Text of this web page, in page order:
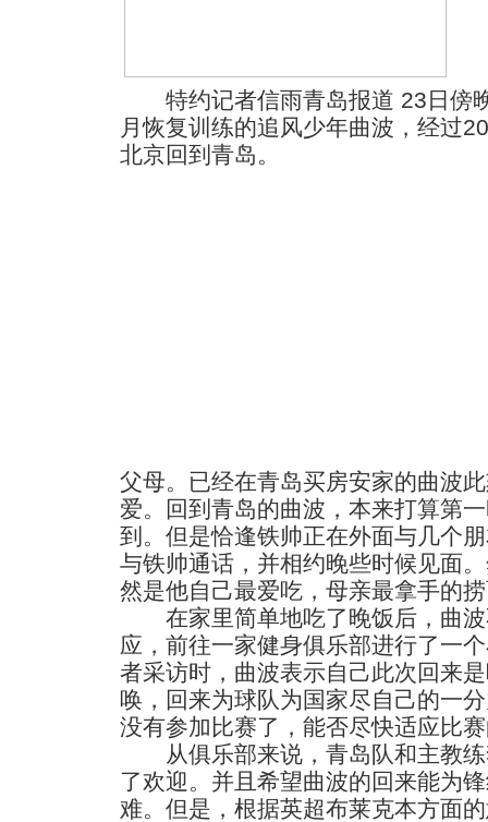
特约记者信雨青岛报道 23日傍
月恢复训练的追风少年曲波，经过
北京回到青岛。
父母。已经在青岛买房安家的曲波
爱。回到青岛的曲波，本来打算第
到。但是恰逢铁帅正在外面与几个
与铁帅通话，并相约晚些时候见面
然是他自己最爱吃，母亲最拿手的
在家里简单地吃了晚饭后，曲波
应，前往一家健身俱乐部进行了一
者采访时，曲波表示自己此次回来
唤，回来为球队为国家尽自己的一
没有参加比赛了，能否尽快适应比
从俱乐部来说，青岛队和主教练
了欢迎。并且希望曲波的回来能为
难。但是，根据英超布莱克本方面